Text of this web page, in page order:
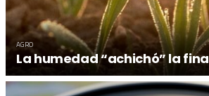
AGRO
La humedad “achichó” la fina